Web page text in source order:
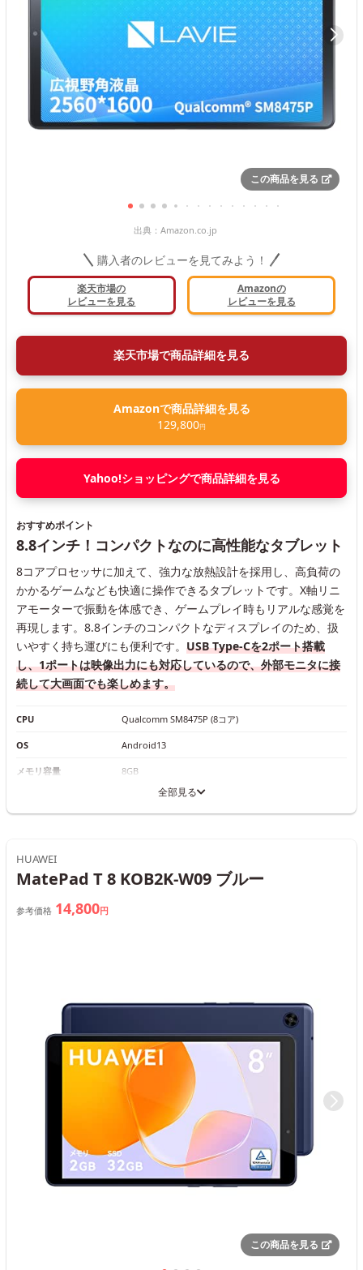
この商品を見る
出典： Amazon.co.jp
購入者のレビューを見てみよう！
楽天市場の
レビューを見る
Amazonの
レビューを見る
楽天市場で商品詳細を見る
Amazonで商品詳細を見る
129,800円
Yahoo!ショッピングで商品詳細を見る
おすすめポイント
8.8インチ！コンパクトなのに高性能なタブレット
8コアプロセッサに加えて、強力な放熱設計を採用し、高負荷の
かかるゲームなども快適に操作できるタブレットです。X軸リニ
アモーターで振動を体感でき、ゲームプレイ時もリアルな感覚を
再現します。8.8インチのコンパクトなディスプレイのため、扱
いやすく持ち運びにも便利です。 USB Type-Cを2ポート搭載
し、1ポートは映像出力にも対応しているので、外部モニタに接
続して大画面でも楽しめます。
CPU Qualcomm SM8475P (8コア)
OS Android13
メモリ容量 8GB
全部見る
HUAWEI
MatePad T 8 KOB2K-W09 ブルー
参考価格 14,800円
この商品を見る